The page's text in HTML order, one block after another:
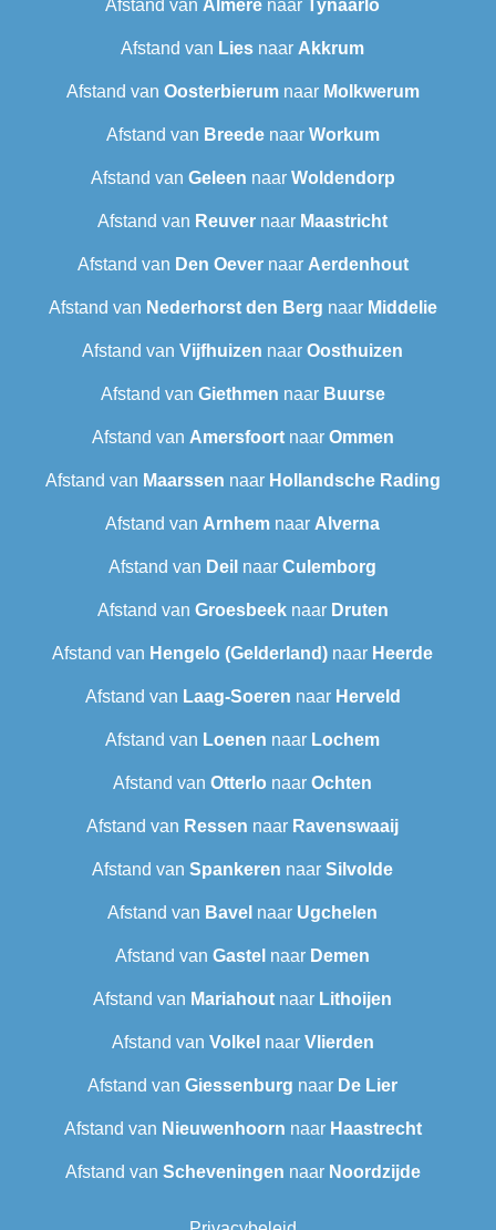
Afstand van Almere naar Tynaarlo
Afstand van Lies naar Akkrum
Afstand van Oosterbierumnaar Molkwerum
Afstand van Breedenaar Workum
Afstand van Geleen naar Woldendorp
Afstand van Reuver naar Maastricht
Afstand van Den Oevernaar Aerdenhout
Afstand van Nederhorst den Berg naar Middelie
Afstand van Vijfhuizen naar Oosthuizen
Afstand van Giethmen naar Buurse
Afstand van Amersfoortnaar Ommen
Afstand van Maarssen naar Hollandsche Rading
Afstand van Arnhem naar Alverna
Afstand van Deil naar Culemborg
Afstand van Groesbeeknaar Druten
Afstand van Hengelo (Gelderland) naar Heerde
Afstand van Laag-Soeren naar Herveld
Afstand van Loenen naar Lochem
Afstand van Otterlo naar Ochten
Afstand van Ressen naar Ravenswaaij
Afstand van Spankeren naar Silvolde
Afstand van Bavel naar Ugchelen
Afstand van Gastel naar Demen
Afstand van Mariahout naar Lithoijen
Afstand van Volkel naar Vlierden
Afstand van Giessenburg naar De Lier
Afstand van Nieuwenhoorn naar Haastrecht
Afstand van Scheveningen‎ naar Noordzijde